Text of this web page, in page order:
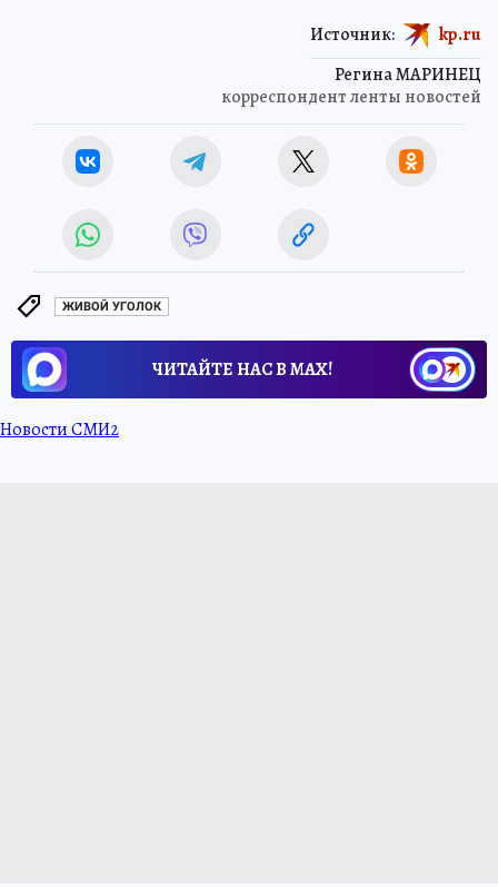
Регина МАРИНЕЦ
корреспондент ленты новостей
Источник: kp.ru
ЖИВОЙ УГОЛОК
ЧИТАЙТЕ НАС В МАХ!
Новости СМИ2